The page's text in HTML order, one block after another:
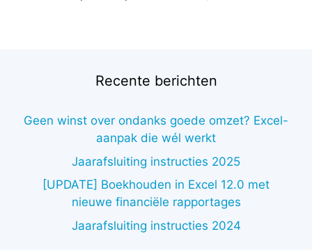
Recente berichten
Geen winst over ondanks goede omzet? Excel-
aanpak die wél werkt
Jaarafsluiting instructies 2025
[UPDATE] Boekhouden in Excel 12.0 met
nieuwe financiële rapportages
Jaarafsluiting instructies 2024